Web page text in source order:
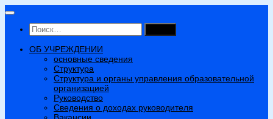
Перейти
содержимому
Найти:
ОБ УЧРЕЖДЕНИИ
основные сведения
Структура
Структура и органы управления образовательной
организацией
Руководство
Сведения о доходах руководителя